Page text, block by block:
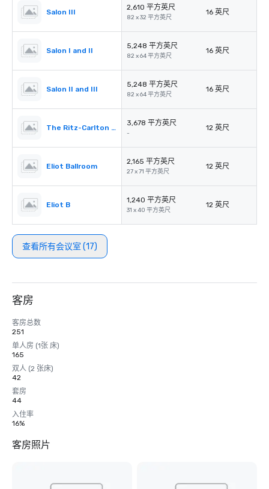
Salon III
2,610 平方英尺
82 x 32 平方英尺
16 英尺
Salon I and II
5,248 平方英尺
82 x 64 平方英尺
16 英尺
Salon II and III
5,248 平方英尺
82 x 64 平方英尺
16 英尺
The Ritz-Carlton Pre-Function
3,678 平方英尺
-
12 英尺
Eliot Ballroom
2,165 平方英尺
27 x 71 平方英尺
12 英尺
Eliot B
1,240 平方英尺
31 x 40 平方英尺
12 英尺
查看所有会议室 (17)
客房
客房总数
251
单人房 (1张 床)
165
双人 (2 张床)
42
套房
44
入住率
16%
客房照片